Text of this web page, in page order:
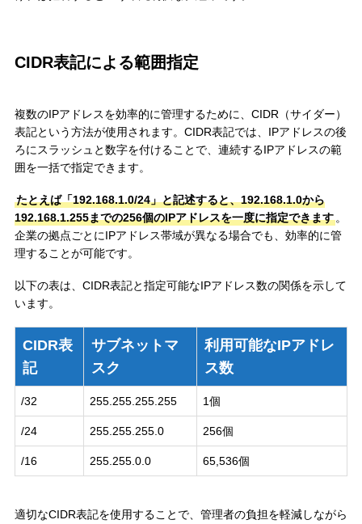
CIDR表記による範囲指定
複数のIPアドレスを効率的に管理するために、CIDR（サイダー）
表記という方法が使用されます。CIDR表記では、IPアドレスの後
ろにスラッシュと数字を付けることで、連続するIPアドレスの範
囲を一括で指定できます。
たとえば「192.168.1.0/24」と記述すると、192.168.1.0から
192.168.1.255までの256個のIPアドレスを一度に指定できます。
企業の拠点ごとにIPアドレス帯域が異なる場合でも、効率的に管
理することが可能です。
以下の表は、CIDR表記と指定可能なIPアドレス数の関係を示して
います。
CIDR表
記
サブネットマ
スク
利用可能なIPアドレ
ス数
/32 255.255.255.255 1個
/24 255.255.255.0 256個
/16 255.255.0.0 65,536個
適切なCIDR表記を使用することで、管理者の負担を軽減しながら